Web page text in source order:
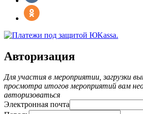
Авторизация
Для участия в мероприятии, загрузки
просмотра итогов мероприятий вам
авторизоваться
Электронная почта